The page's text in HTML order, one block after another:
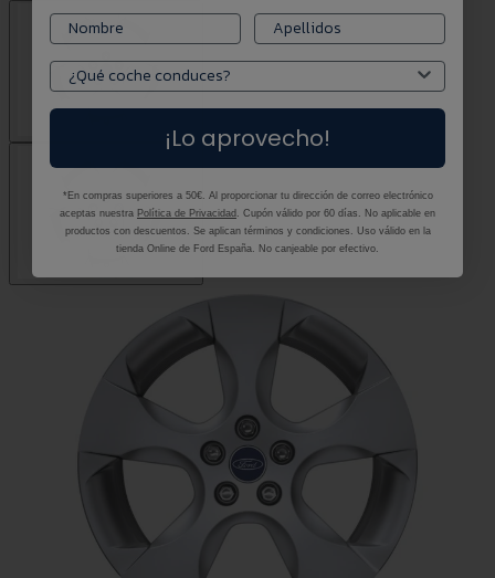
¡Lo aprovecho!
*En compras superiores a 50€. Al proporcionar tu dirección de correo electrónico
aceptas nuestra Política de Privacidad . Cupón válido por 60 días. No aplicable en
productos con descuentos. Se aplican términos y condiciones. Uso válido en la
tienda Online de Ford España. No canjeable por efectivo.